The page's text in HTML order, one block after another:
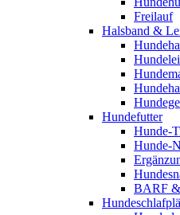
Freilauf
Halsband &
Hundefutter
Hunde-
Hunde-
BARF